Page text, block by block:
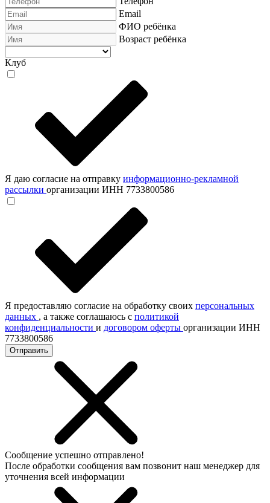
Email
ФИО ребёнка
Возраст ребёнка
Клуб
Я даю согласие на отправку информационно-рекламной
рассылки организации ИНН 7733800586
Я предоставляю согласие на обработку своих персональных
данных , а также соглашаюсь с политикой
конфиденциальности и договором оферты организации ИНН
7733800586
Отправить
Сообщение успешно отправлено!
После обработки сообщения вам позвонит наш менеджер для
уточнения всей информации